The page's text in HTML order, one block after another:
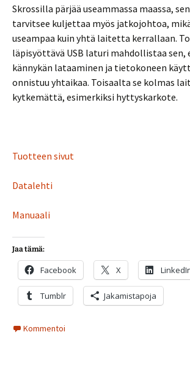
Skrossilla pärjää useammassa maassa,
tarvitsee kuljettaa myös jatkojohtoa,
useampaa kuin yhtä laitetta kerrallaan.
läpisyöttävä USB laturi mahdollistaa sen,
kännykän lataaminen ja tietokoneen
onnistuu yhtaikaa. Toisaalta se kolmas
kytkemättä, esimerkiksi hyttyskarkote.
Tuotteen sivut
Datalehti
Manuaali
Jaa tämä:
Facebook X
Tumblr Jakamistapoja
Kommentoi